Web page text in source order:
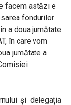
facem astăzi e
fondurilor
a doua jumătate
în care vom
jumătate a
și delegația